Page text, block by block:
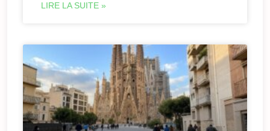
LIRE LA SUITE »